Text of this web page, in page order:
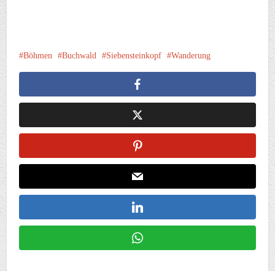
Böhmen Buchwald Siebensteinkopf Wanderung